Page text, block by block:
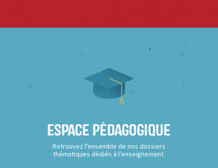
Espace Pédagogique
Retrouvez l’ensemble de nos dossiers
thématiques dédiés à l’enseignement.